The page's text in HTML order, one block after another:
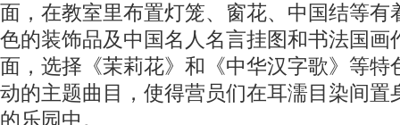
面，在教室里布置灯笼、窗花、中国结等有
色的装饰品及中国名人名言挂图和书法国画
面，选择《茉莉花》和《中华汉字歌》等特
动的主题曲目，使得营员们在耳濡目染间置
的乐园中。